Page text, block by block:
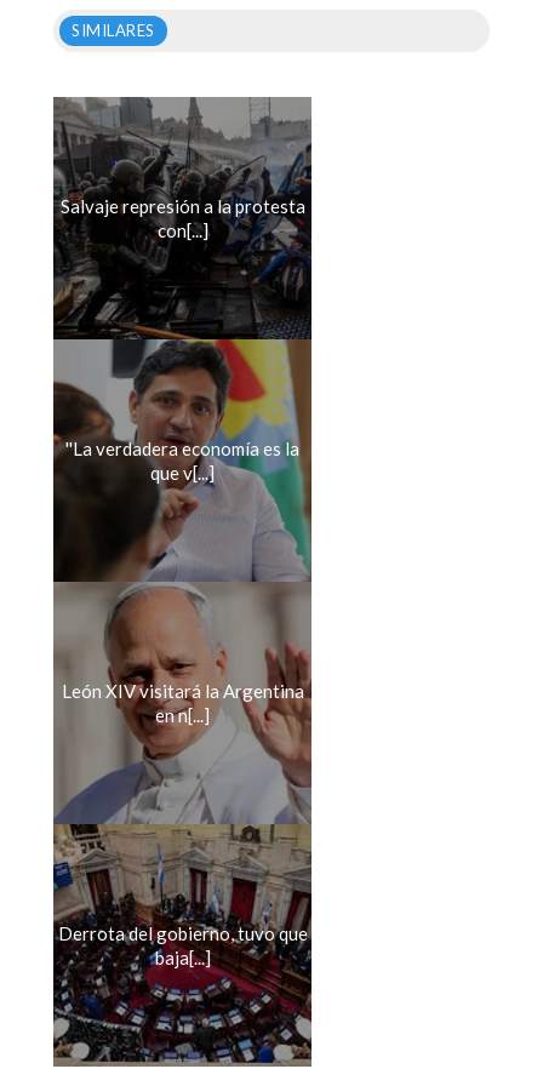
SIMILARES
Salvaje represión a la protesta
con[...]
''La verdadera economía es la
que v[...]
León XIV visitará la Argentina
en n[...]
Derrota del gobierno, tuvo que
baja[...]